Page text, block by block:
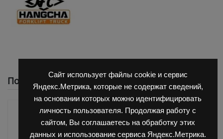
Сайт использует файлы cookie и сервис
Яндекс.Метрика, которые не содержат сведений,
на основании которых можно идентифицировать
личность пользователя. Продолжая работу с
сайтом, Вы соглашаетесь на обработку этих
данных и использование сервиса Яндекс.Метрика.
Похожие